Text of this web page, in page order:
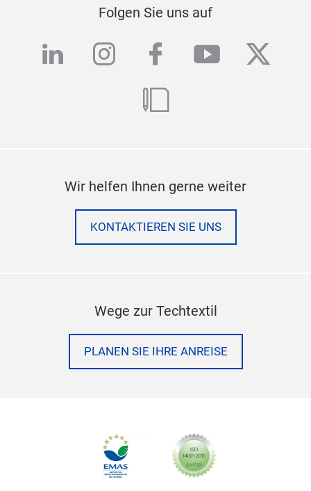
Folgen Sie uns auf
linkedininstagram
facebook
youtube
blog
Wir helfen Ihnen gerne weiter
KONTAKTIEREN SIE UNS
Wege zur Techtextil
PLANEN SIE IHRE ANREISE